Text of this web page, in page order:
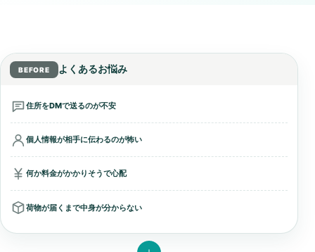
従来の受け取り方法とCxPASSの比較
BEFORE よくあるお悩み
住所をDMで送るのが不安
個人情報が相手に伝わるのが怖い
何か料金がかかりそうで心配
荷物が届くまで中身が分からない